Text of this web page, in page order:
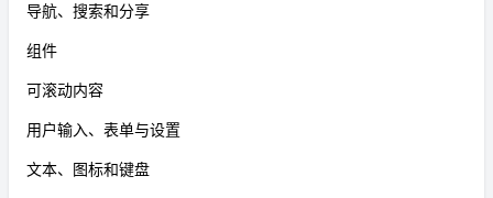
导航、搜索和分享
组件
可滚动内容
用户输入、表单与设置
文本、图标和键盘